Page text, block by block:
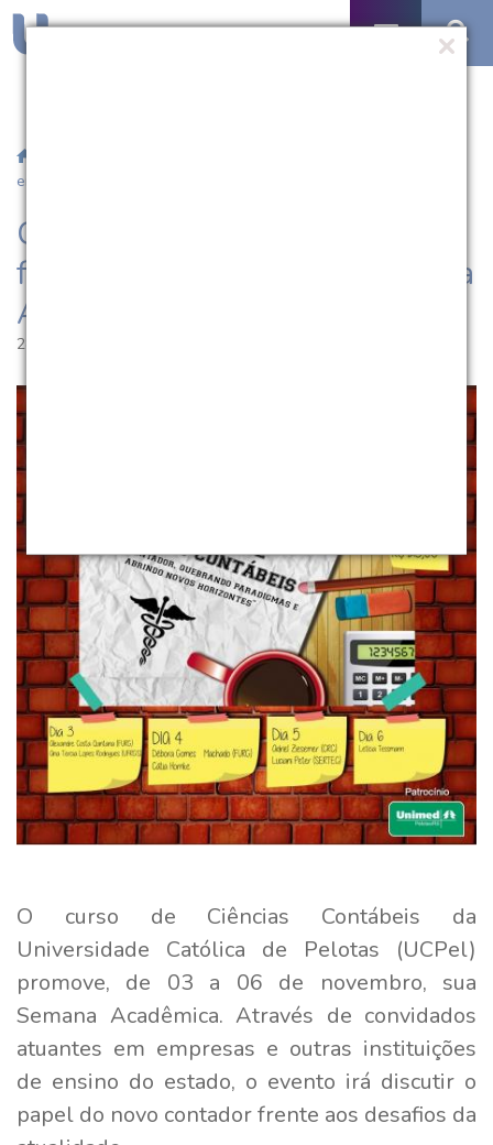
em Semana Acadêmica
Ciências Contábeis debate o
futuro do contador em Semana
Acadêmica
28.10.2015 | 15:16
O curso de Ciências Contábeis da
Universidade Católica de Pelotas (UCPel)
promove, de 03 a 06 de novembro, sua
Semana Acadêmica. Através de convidados
atuantes em empresas e outras instituições
de ensino do estado, o evento irá discutir o
papel do novo contador frente aos desafios da